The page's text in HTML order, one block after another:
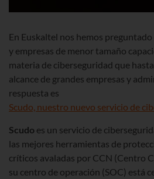
En Euskaltel nos hemos
y empresas de menor tamaño
materia de ciberseguridad que
alcance de grandes empresas y
respuesta es
Scudo, nuestro nuevo servicio de
Scudo es un servicio de
las mejores herramientas de
críticos avaladas por CCN (Centro
su centro de operación (SOC) está